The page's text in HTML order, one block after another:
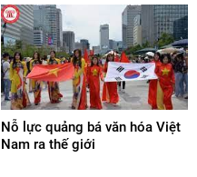
Nỗ lực quảng bá văn hóa Việt
Nam ra thế giới